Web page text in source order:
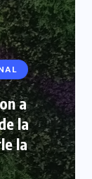
a
la
la